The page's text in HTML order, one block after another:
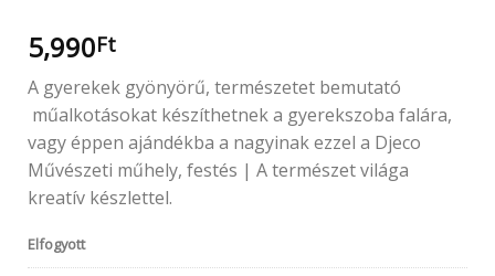
5,990Ft
A gyerekek gyönyörű, természetet bemutató
műalkotásokat készíthetnek a gyerekszoba falára,
vagy éppen ajándékba a nagyinak ezzel a Djeco
Művészeti műhely, festés | A természet világa
kreatív készlettel.
Elfogyott